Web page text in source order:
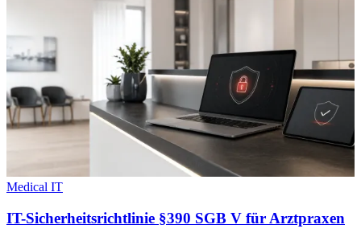
Medical IT
IT-Sicherheitsrichtlinie §390 SGB V für Arztpraxen